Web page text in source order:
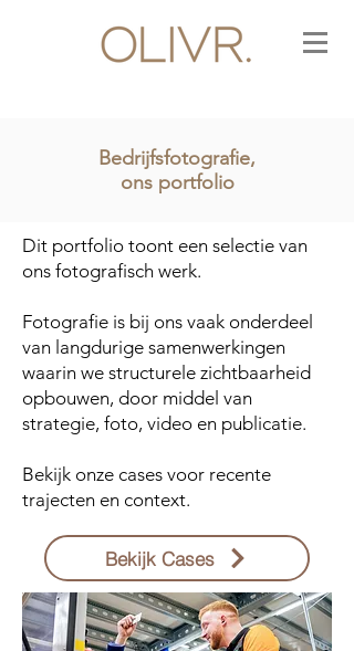
Bedrijfsfotografie,
ons portfolio
Dit portfolio toont een selectie van
ons fotografisch werk.
Fotografie is bij ons vaak onderdeel
van langdurige samenwerkingen
waarin we structurele zichtbaarheid
opbouwen, door middel van
strategie, foto, video en publicatie.
Bekijk onze cases voor recente
trajecten en context.
Bekijk Cases